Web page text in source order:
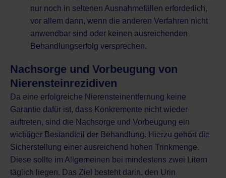
nur noch in seltenen Ausnahmefällen erforderlich,
vor allem dann, wenn die anderen Verfahren nicht
anwendbar sind oder keinen ausreichenden
Behandlungserfolg versprechen.
Nachsorge und Vorbeugung von
Nierensteinrezidiven
Da eine erfolgreiche Nierensteinentfernung keine
Garantie dafür ist, dass Konkremente nicht wieder
auftreten, sind die Nachsorge und Vorbeugung ein
wichtiger Bestandteil der Behandlung. Hierzu gehört die
Sicherstellung einer ausreichend hohen Trinkmenge.
Diese sollte im Allgemeinen bei mindestens zwei Litern
täglich liegen. Das Ziel besteht darin, den Urin